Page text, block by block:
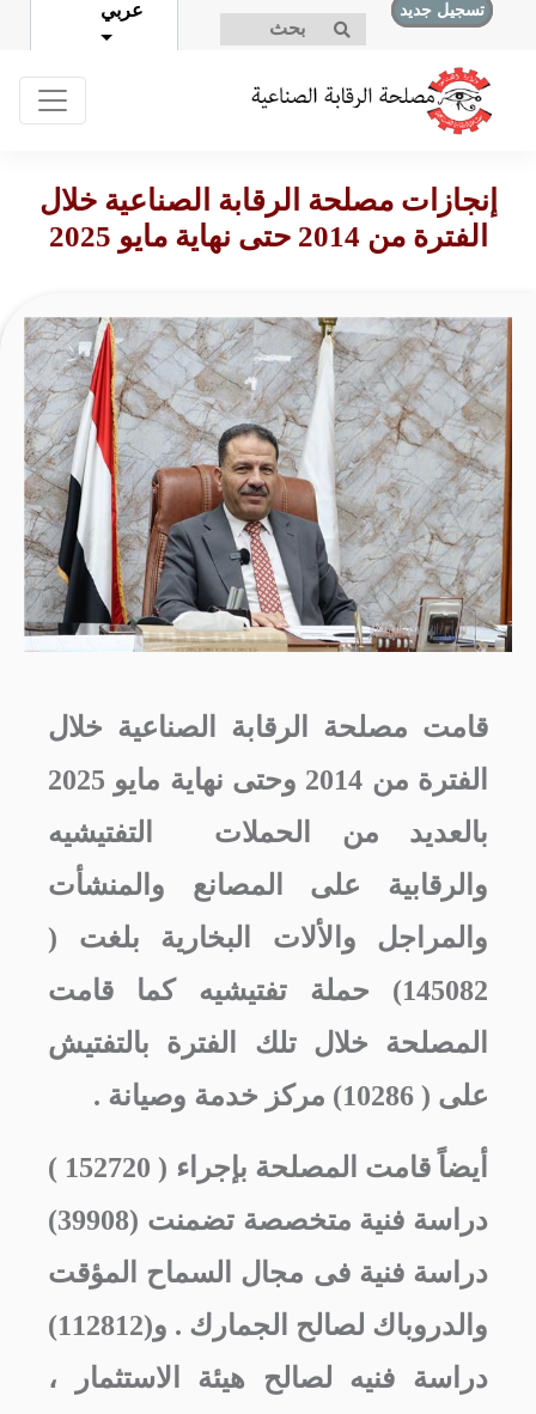
تسجيل جديد
تسجيل الدخول
عربي
إنجازات مصلحة الرقابة الصناعية خلال
الفترة من 2014 حتى نهاية مايو 2025
قامت مصلحة الرقابة الصناعية خلال
الفترة من 2014 وحتى نهاية مايو 2025
بالعديد من الحملات التفتيشيه
والرقابية على المصانع والمنشأت
والمراجل والألات البخارية بلغت (
145082) حملة تفتيشيه كما قامت
المصلحة خلال تلك الفترة بالتفتيش
على ( 10286) مركز خدمة وصيانة .
أيضاً قامت المصلحة بإجراء ( 152720 )
دراسة فنية متخصصة تضمنت (39908)
دراسة فنية فى مجال السماح المؤقت
والدروباك لصالح الجمارك . و(112812)
دراسة فنيه لصالح هيئة الاستثمار ،